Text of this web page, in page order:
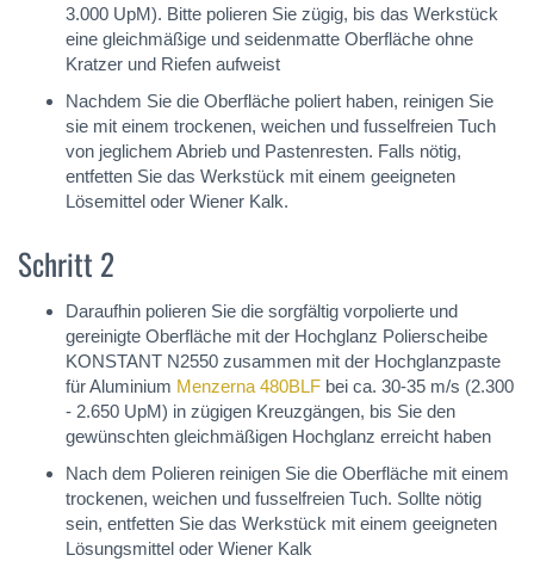
3.000 UpM). Bitte polieren Sie zügig, bis das Werkstück
eine gleichmäßige und seidenmatte Oberfläche ohne
Kratzer und Riefen aufweist
Nachdem Sie die Oberfläche poliert haben, reinigen Sie
sie mit einem trockenen, weichen und fusselfreien Tuch
von jeglichem Abrieb und Pastenresten. Falls nötig,
entfetten Sie das Werkstück mit einem geeigneten
Lösemittel oder Wiener Kalk.
Schritt 2
Daraufhin polieren Sie die sorgfältig vorpolierte und
gereinigte Oberfläche mit der Hochglanz Polierscheibe
KONSTANT N2550 zusammen mit der Hochglanzpaste
für Aluminium Menzerna 480BLF bei ca. 30-35 m/s (2.300
- 2.650 UpM) in zügigen Kreuzgängen, bis Sie den
gewünschten gleichmäßigen Hochglanz erreicht haben
Nach dem Polieren reinigen Sie die Oberfläche mit einem
trockenen, weichen und fusselfreien Tuch. Sollte nötig
sein, entfetten Sie das Werkstück mit einem geeigneten
Lösungsmittel oder Wiener Kalk